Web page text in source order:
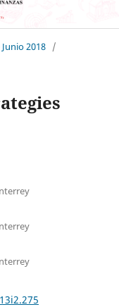
2018 /